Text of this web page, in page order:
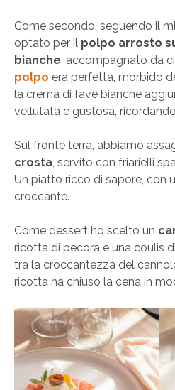
Come secondo, seguendo il
optato per il polpo arrosto
bianche, accompagnato da
polpo era perfetta, morbido
la crema di fave bianche
vellutata e gustosa,
Sul fronte terra, abbiamo
crosta, servito con friarielli
Un piatto ricco di sapore, con
croccante.
Come dessert ho scelto un
ricotta di pecora e una coulis
tra la croccantezza del
ricotta ha chiuso la cena in